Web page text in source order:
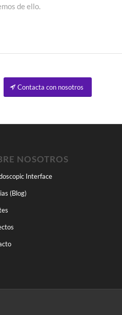
de ello.
Contacta con nosotros
NOSOTROS
Interface
(Blog)